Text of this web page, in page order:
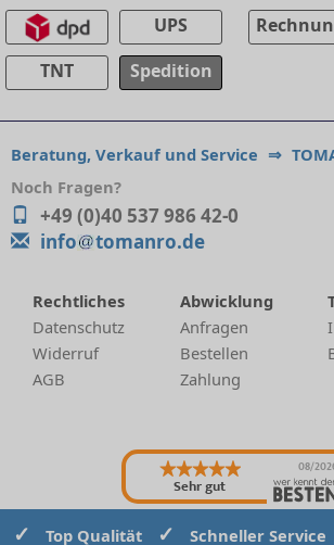
UPS
TNT
Spedition
Beratung, Verkauf und Service ⇒
Noch Fragen?
+49 (0)40 537 986 42-0
info
tomanro.de
Rechtliches
Datenschutz
Widerruf
AGB
Abwicklung
Anfragen
Bestellen
Zahlung
Sehr gut
08/
✓ Top Qualität ✓ Schneller Service